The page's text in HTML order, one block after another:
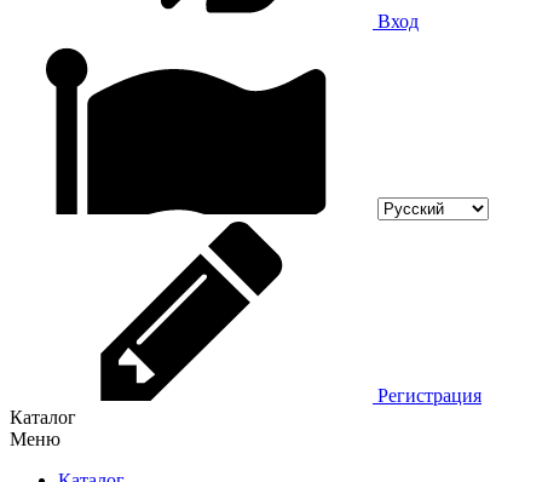
Вход
Регистрация
Каталог
Меню